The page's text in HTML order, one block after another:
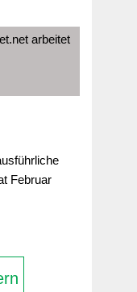
arbeitet
Februar